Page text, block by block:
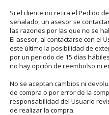
Si el cliente no retira el Pedido
señalado, un asesor se
las razones por las que no se
El asesor, al contactarse con el
este último la posibilidad de
por un periodo de 15 días
no hay opción de reembolso ni
No se aceptan cambios ni
de compra o por error de la
responsabilidad del Usuario
de realizar la compra.